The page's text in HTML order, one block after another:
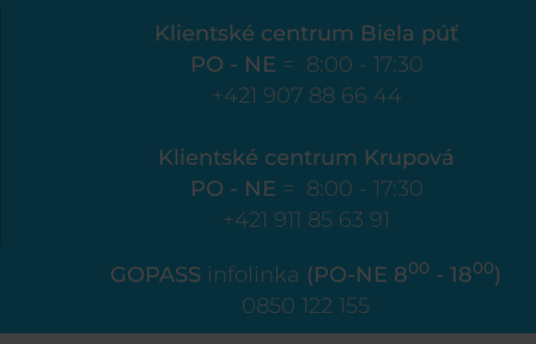
Klientské centrum Biela púť
PO - NE = 8:00 - 17:30
+421 907 88 66 44
Klientské centrum Krupová
PO - NE = 8:00 - 17:30
+421 911 85 63 91
GOPASS infolinka (PO-NE 800 - 1800)
0850 122 155